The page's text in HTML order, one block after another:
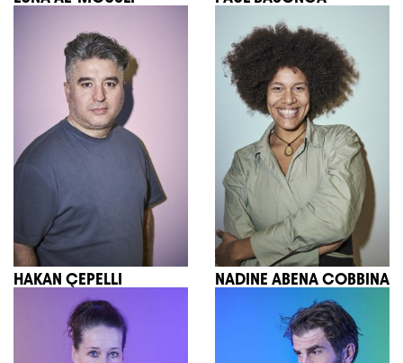
HAKAN ÇEPELLI NADINE ABENA COBBINA